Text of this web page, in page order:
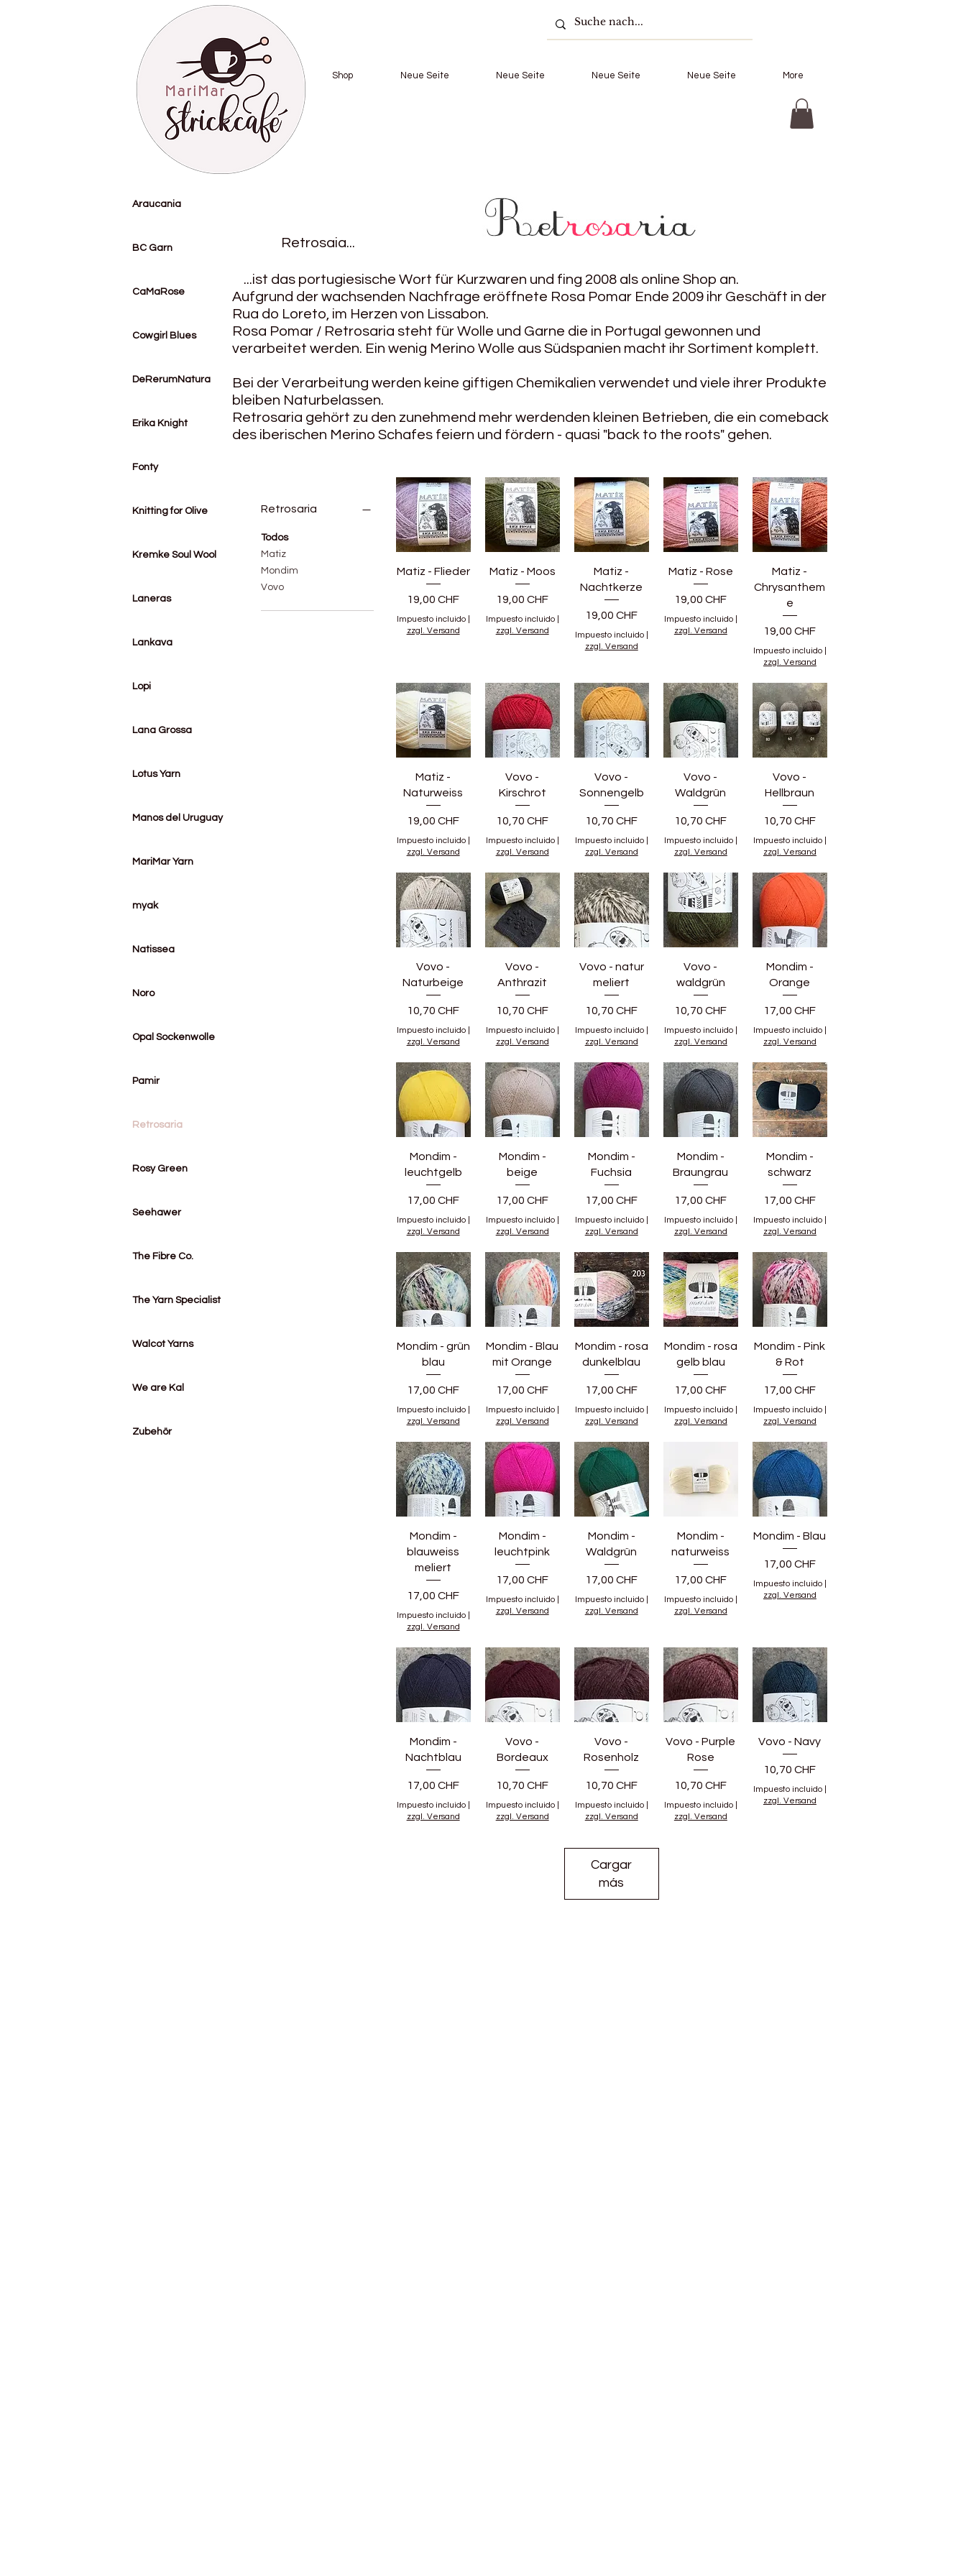
Shop Neue Seite Neue Seite Neue Seite Neue Seite More
Araucania
BC Garn
CaMaRose
Cowgirl Blues
DeRerumNatura
Erika Knight
Fonty
Knitting for Olive
Kremke Soul Wool
Laneras
Lankava
Lopi
Lana Grossa
Lotus Yarn
Manos del Uruguay
MariMar Yarn
myak
Natissea
Noro
Opal Sockenwolle
Pamir
Retrosaria
Rosy Green
Seehawer
The Fibre Co.
The Yarn Specialist
Walcot Yarns
We are Kal
Zubehör
Retrosaia...
...ist das portugiesische Wort für Kurzwaren und fing 2008 als online Shop an.
Aufgrund der wachsenden Nachfrage eröffnete Rosa Pomar Ende 2009 ihr Geschäft in der
Rua do Loreto, im Herzen von Lissabon.
Rosa Pomar / Retrosaria steht für Wolle und Garne die in Portugal gewonnen und
verarbeitet werden. Ein wenig Merino Wolle aus Südspanien macht ihr Sortiment komplett.
Bei der Verarbeitung werden keine giftigen Chemikalien verwendet und viele ihrer Produkte
bleiben Naturbelassen.
Retrosaria gehört zu den zunehmend mehr werdenden kleinen Betrieben, die ein comeback
des iberischen Merino Schafes feiern und fördern - quasi "back to the roots" gehen.
Retrosaria
Todos
Matiz
Mondim
Vovo
Matiz - Flieder
Precio
19,00 CHF
Impuesto incluido|
zzgl. Versand
Matiz - Moos
Precio
19,00 CHF
Impuesto incluido|
zzgl. Versand
Matiz -
Nachtkerze
Precio
19,00 CHF
Impuesto incluido|
zzgl. Versand
Matiz - Rose
Precio
19,00 CHF
Impuesto incluido|
zzgl. Versand
Matiz -
Chrysanthem
e
Precio
19,00 CHF
Impuesto incluido|
zzgl. Versand
Matiz -
Naturweiss
Precio
19,00 CHF
Impuesto incluido|
zzgl. Versand
Vovo -
Kirschrot
Precio
10,70 CHF
Impuesto incluido|
zzgl. Versand
Vovo -
Sonnengelb
Precio
10,70 CHF
Impuesto incluido|
zzgl. Versand
Vovo -
Waldgrün
Precio
10,70 CHF
Impuesto incluido|
zzgl. Versand
Vovo -
Hellbraun
Precio
10,70 CHF
Impuesto incluido|
zzgl. Versand
Vovo -
Naturbeige
Precio
10,70 CHF
Impuesto incluido|
zzgl. Versand
Vovo -
Anthrazit
Precio
10,70 CHF
Impuesto incluido|
zzgl. Versand
Vovo - natur
meliert
Precio
10,70 CHF
Impuesto incluido|
zzgl. Versand
Vovo -
waldgrün
Precio
10,70 CHF
Impuesto incluido|
zzgl. Versand
Mondim -
Orange
Precio
17,00 CHF
Impuesto incluido|
zzgl. Versand
Mondim -
leuchtgelb
Precio
17,00 CHF
Impuesto incluido|
zzgl. Versand
Mondim -
beige
Precio
17,00 CHF
Impuesto incluido|
zzgl. Versand
Mondim -
Fuchsia
Precio
17,00 CHF
Impuesto incluido|
zzgl. Versand
Mondim -
Braungrau
Precio
17,00 CHF
Impuesto incluido|
zzgl. Versand
Mondim -
schwarz
Precio
17,00 CHF
Impuesto incluido|
zzgl. Versand
Mondim - grün
blau
Precio
17,00 CHF
Impuesto incluido|
zzgl. Versand
Mondim - Blau
mit Orange
Precio
17,00 CHF
Impuesto incluido|
zzgl. Versand
Mondim - rosa
dunkelblau
Precio
17,00 CHF
Impuesto incluido|
zzgl. Versand
Mondim - rosa
gelb blau
Precio
17,00 CHF
Impuesto incluido|
zzgl. Versand
Mondim - Pink
& Rot
Precio
17,00 CHF
Impuesto incluido|
zzgl. Versand
Mondim -
blauweiss
meliert
Precio
17,00 CHF
Impuesto incluido|
zzgl. Versand
Mondim -
leuchtpink
Precio
17,00 CHF
Impuesto incluido|
zzgl. Versand
Mondim -
Waldgrün
Precio
17,00 CHF
Impuesto incluido|
zzgl. Versand
Mondim -
naturweiss
Precio
17,00 CHF
Impuesto incluido|
zzgl. Versand
Mondim - Blau
Precio
17,00 CHF
Impuesto incluido|
zzgl. Versand
Mondim -
Nachtblau
Precio
17,00 CHF
Impuesto incluido|
zzgl. Versand
Vovo -
Bordeaux
Precio
10,70 CHF
Impuesto incluido|
zzgl. Versand
Vovo -
Rosenholz
Precio
10,70 CHF
Impuesto incluido|
zzgl. Versand
Vovo - Purple
Rose
Precio
10,70 CHF
Impuesto incluido|
zzgl. Versand
Vovo - Navy
Precio
10,70 CHF
Impuesto incluido|
zzgl. Versand
Cargar
más